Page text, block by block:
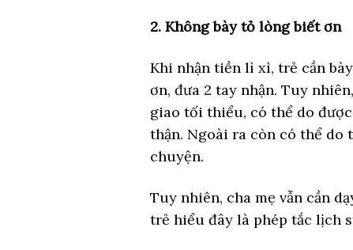
2. Không bày tỏ lòng biết ơn
Khi nhận tiền lì xì, trẻ cần
ơn, đưa 2 tay nhận. Tuy
giao tối thiểu, có thể do
thận. Ngoài ra còn có thể
chuyện.
Tuy nhiên, cha mẹ vẫn cần
trẻ hiểu đây là phép tắc lịch